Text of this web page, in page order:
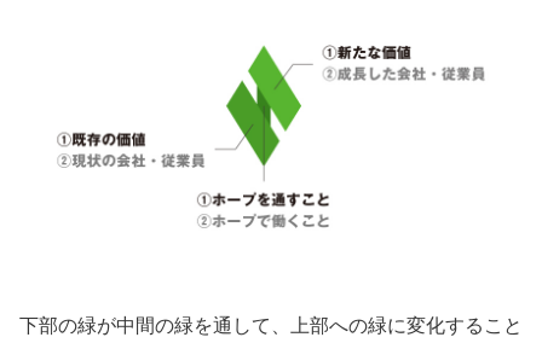
下部の緑が中間の緑を通して、上部への緑に変化すること